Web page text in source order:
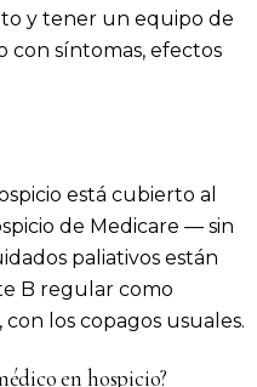
y tener un equipo de
con síntomas, efectos
está cubierto al
de Medicare — sin
paliativos están
B regular como
los copagos usuales.
en hospicio?